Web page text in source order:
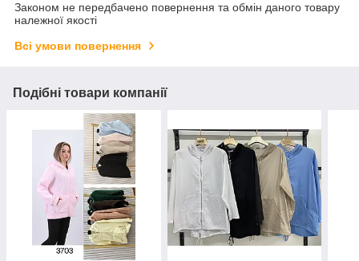
Законом не передбачено повернення та обмін даного товару
належної якості
Всі умови повернення
Подібні товари компанії